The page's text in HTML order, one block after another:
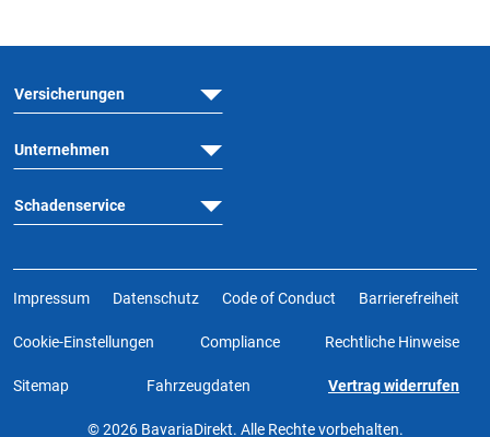
Versicherungen
Unternehmen
Schadenservice
Impressum Datenschutz Code of Conduct Barrierefreiheit
Cookie-Einstellungen Compliance Rechtliche Hinweise
Sitemap Fahrzeugdaten Vertrag widerrufen
© 2026 BavariaDirekt. Alle Rechte vorbehalten.